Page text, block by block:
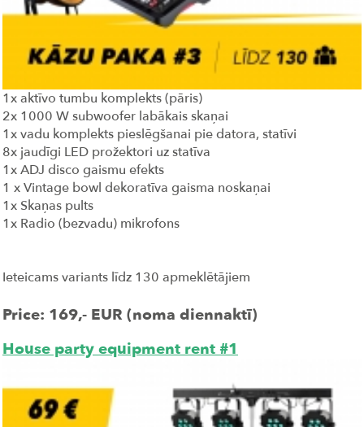
1x aktīvo tumbu komplekts (pāris)
2x 1000 W subwoofer labākais skaņai
1x vadu komplekts pieslēgšanai pie datora, statīvi
8x jaudīgi LED prožektori uz statīva
1x ADJ disco gaismu efekts
1 x Vintage bowl dekoratīva gaisma noskaņai
1x Skaņas pults
1x Radio (bezvadu) mikrofons
Ieteicams variants līdz 130 apmeklētājiem
Price: 169,- EUR (noma diennaktī)
House party equipment rent #1